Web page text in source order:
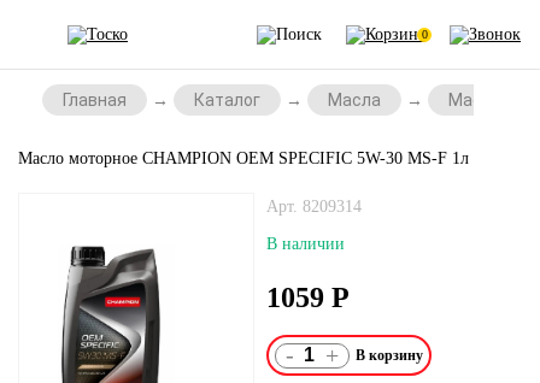
0
Главная Каталог Масла Масла для
Масло моторное CHAMPION OEM SPECIFIC 5W-30 MS-F 1л
Арт. 8209314
В наличии
1059 Р
- +